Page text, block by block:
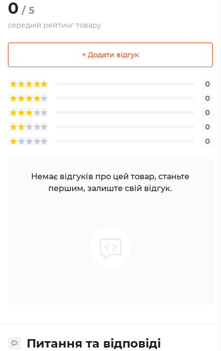
0 / 5
середній рейтинг товару
+ Додати відгук
0
0
0
0
0
Немає відгуків про цей товар, станьте
першим, залиште свій відгук.
Питання та відповіді